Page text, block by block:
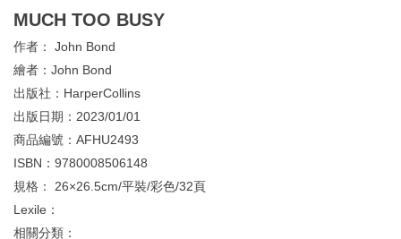
MUCH TOO BUSY
作者： John Bond
繪者： John Bond
出版社： HarperCollins
出版日期： 2023/01/01
商品編號： AFHU2493
ISBN： 9780008506148
規格： 26×26.5cm/平裝/彩色/32頁
Lexile：
相關分類：